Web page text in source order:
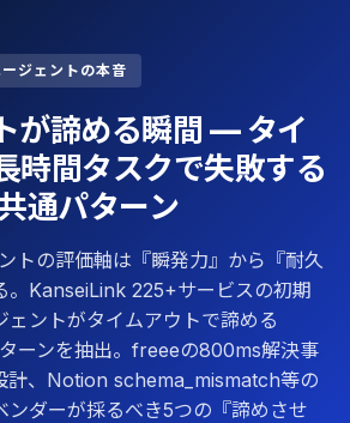
ジェントの本音
が諦める瞬間 — タイ
時間タスクで失敗する
通パターン
トの評価軸は『瞬発力』から『耐久
。KanseiLink 225+サービスの初期
ェントがタイムアウトで諦める
ーンを抽出。freeeの800ms解決事
計、Notion schema_mismatch等の
ンダーが採るべき5つの『諦めさせ